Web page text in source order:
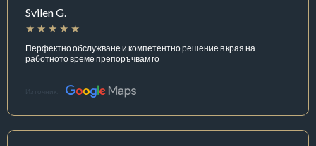
Svilen G.
Перфектно обслужване и компетентно решение в края на
работното време препоръчвам го
Източник: